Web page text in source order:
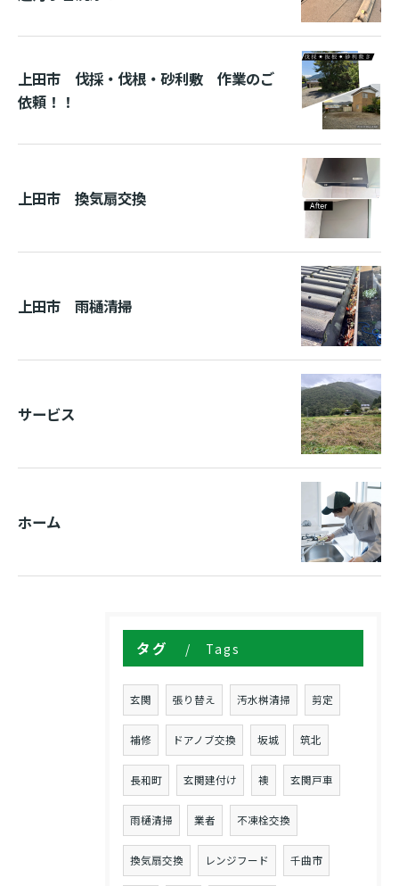
上田市 伐採・伐根・砂利敷 作業のご
依頼！！
上田市 換気扇交換
上田市 雨樋清掃
サービス
ホーム
タグ Tags
玄関 張り替え 汚水桝清掃 剪定
補修 ドアノブ交換 坂城 筑北
長和町 玄関建付け 襖 玄関戸車
雨樋清掃 業者 不凍栓交換
換気扇交換 レンジフード 千曲市